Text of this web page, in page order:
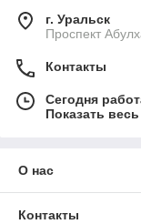
г. Уральск
Проспект
Контакты
Сегодня
Показать
О нас
Контакты